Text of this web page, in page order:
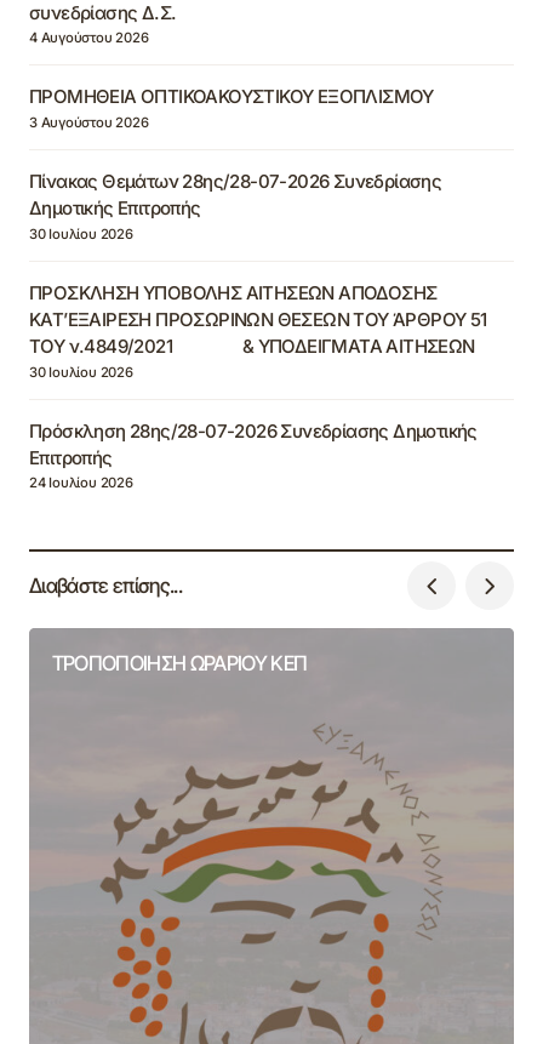
συνεδρίασης Δ.Σ.
4 Αυγούστου 2026
ΠΡΟΜΗΘΕΙΑ ΟΠΤΙΚΟΑΚΟΥΣΤΙΚΟΥ ΕΞΟΠΛΙΣΜΟΥ
3 Αυγούστου 2026
Πίνακας Θεμάτων 28ης/28-07-2026 Συνεδρίασης
Δημοτικής Επιτροπής
30 Ιουλίου 2026
ΠΡΟΣΚΛΗΣΗ ΥΠΟΒΟΛΗΣ ΑΙΤΗΣΕΩΝ ΑΠΟΔΟΣΗΣ
ΚΑΤ’ΕΞΑΙΡΕΣΗ ΠΡΟΣΩΡΙΝΩΝ ΘΕΣΕΩΝ ΤΟΥ ΆΡΘΡΟΥ 51
ΤΟΥ ν.4849/2021 & ΥΠΟΔΕΙΓΜΑΤΑ ΑΙΤΗΣΕΩΝ
30 Ιουλίου 2026
Πρόσκληση 28ης/28-07-2026 Συνεδρίασης Δημοτικής
Επιτροπής
24 Ιουλίου 2026
Διαβάστε επίσης...
ΤΡΟΠΟΠΟΙΗΣΗ ΩΡΑΡΙΟΥ ΚΕΠ